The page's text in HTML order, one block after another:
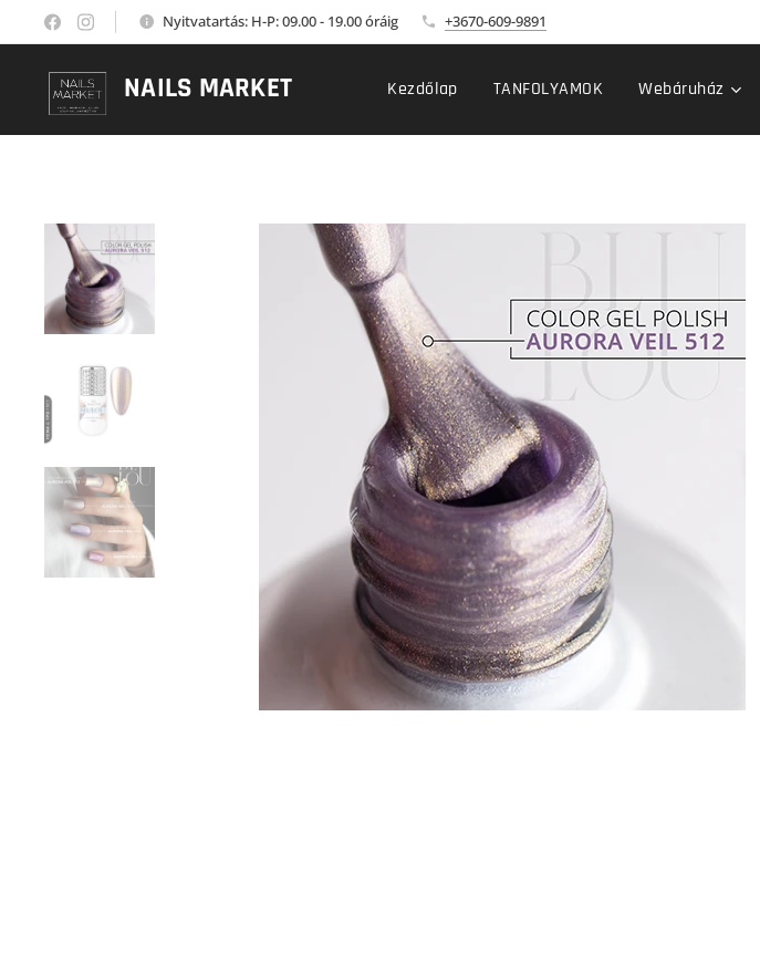
Nyitvatartás: H-P: 09.00 - 19.00 óráig +3670-609-9891
NAILS MARKET Kezdőlap TANFOLYAMOK Webáruház